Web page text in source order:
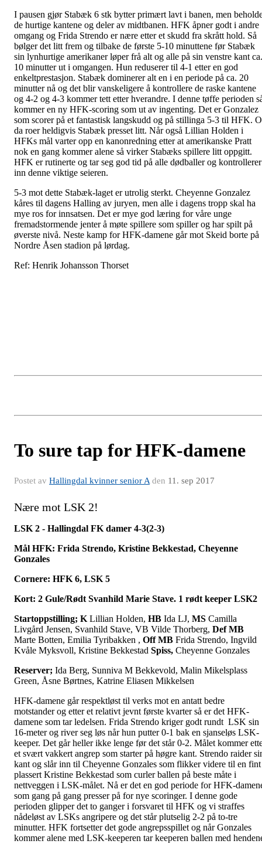
I pausen gjør Stabæk 6 stk bytter primært lavt i banen, men
de hurtige kantene og deler av midtbanen. HFK åpner godt i andre
omgang og Frida Strendo er nære etter et skudd fra skrått hold. Så
bølger det litt frem og tilbake de første 5-10 minuttene før Stabæk
sin lynhurtige amerikaner løper frå alt og alle på sin venstre kant ca.
10 minutter ut i omgangen. Hun reduserer til 4-1 etter en god
enkeltprestasjon. Stabæk dominerer alt en i en periode på ca. 20
minutter nå og det blir vanskeligere å kontrollere de raske kantene
og 4-2 og 4-3 kommer tett etter hverandre. I denne tøffe perioden
kommer en ny HFK-scoring som ut av ingenting. Det er Gonzalez
som scorer på et fantastisk langskudd og på stillinga 5-3 til HFK.
da roer heldigvis Stabæk presset litt. Når også Lillian Holden i
HFKs mål varter opp en kanonredning etter at amerikanske Pratt
nok en gang kommer alene så virker Stabæks spillere litt oppgitt.
HFK er rutinerte og tar seg god tid på alle dødballer og kontrollerer
inn denne viktige seieren.
5-3 mot dette Stabæk-laget er utrolig sterkt. Cheyenne Gonzalez
kåres til dagens Halling av juryen, men alle i dagens tropp skal ha
mye ros for innsatsen. Det er mye god læring for våre unge
fremadstormende jenter å møte spillere som spiller og har spilt på
øverste nivå. Neste kamp for HFK-damene går mot Skeid borte på
Nordre Åsen stadion på lørdag.
Ref: Henrik Johansson Thorset
To sure tap for HFK-damene
Postet av Hallingdal kvinner senior A den 11. sep 2017
Nære mot LSK 2!
LSK 2 - Hallingdal FK damer 4-3(2-3)
Mål HFK: Frida Strendo, Kristine Bekkestad, Cheyenne
Gonzales
Cornere: HFK 6, LSK 5
Kort: 2 Gule/Rødt Svanhild Marie Stave. 1 rødt keeper LSK2
Startoppstilling; K Lillian Holden, HB Ida LJ, MS Camilla
Livgård Jensen, Svanhild Stave, VB Vilde Thorberg, Def MB
Marte Botten, Emilia Tyribakken , Off MB Frida Strendo, Ingvild
Kvåle Myksvoll, Kristine Bekkestad Spiss, Cheyenne Gonzales
Reserver; Ida Berg, Sunniva M Bekkevold, Malin Mikelsplass
Green, Åsne Børtnes, Katrine Eliasen Mikkelsen
HFK-damene går respektløst til verks mot en antatt bedre
motstander og etter et relativt jevnt første kvarter så er det HFK-
damene som tar ledelsen. Frida Strendo kriger godt rundt LSK sin
16-meter og river seg løs når hun putter 0-1 bak en sjanseløs LSK-
keeper. Det går heller ikke lenge før det står 0-2. Målet kommer
et svært vakkert angrep som starter på høgre kant. Strendo raider
kant og slår inn til Cheyenne Gonzales som flikker videre til en fint
plassert Kristine Bekkestad som curler ballen på beste måte i
nettveggen i LSK-målet. Nå er det en god periode for HFK-
som gang på gang presser på for nye scoringer. I denne gode
perioden glipper det to ganger i forsvaret til HFK og vi straffes
nådeløst av LSKs angripere og det står plutselig 2-2 på to-tre
minutter. HFK fortsetter det gode angrepsspillet og når Gonzales
kommer alene med LSK-keeperen tar keeperen ballen med